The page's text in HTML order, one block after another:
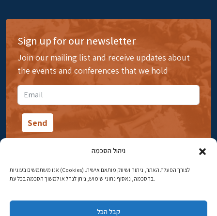
ניהול הסכמה
אנו משתמשים בעוגיות (Cookies) לצורך הפעלת האתר, ניתוח ושיווק מותאם אישית.
בהסכמה, נאסוף נתוני שימוש; ניתן לנהל או למשוך הסכמה בכל עת.
קבל הכל
Sign up for our newsletter
Join our mailing list and receive updates about
the events and conferences that we hold
14 Ibn Gabirol Street, Rehavia, Jerusalem